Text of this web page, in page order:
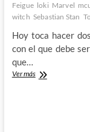
Bowl
Feigue loki Marvel
witch Sebastian Stan
Hoy toca hacer
con el que debe
que…
Ver másEspeculando